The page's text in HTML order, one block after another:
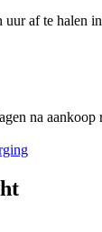
uur af te halen
na aankoop